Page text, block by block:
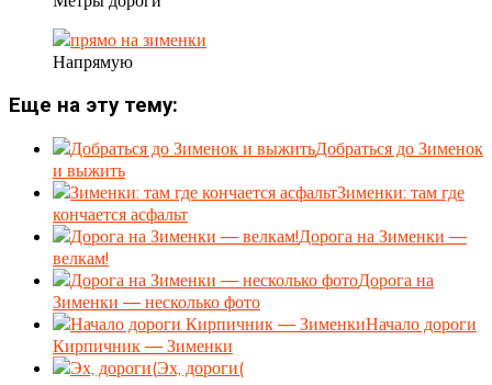
Напрямую
Еще на эту тему:
Добраться до Зименок
и выжить
Зименки: там где
кончается асфальт
Дорога на Зименки —
велкам!
Дорога на
Зименки — несколько фото
Начало дороги
Кирпичник — Зименки
Эх, дороги(